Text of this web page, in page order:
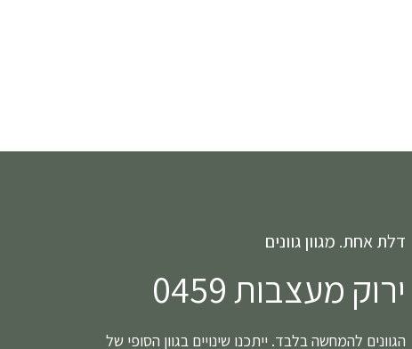
דלת אחת. מגוון גוונים
ירוק מעצבות 0459
הגוונים להמחשה בלבד. ייתכנו שינויים בגוון הסופי של